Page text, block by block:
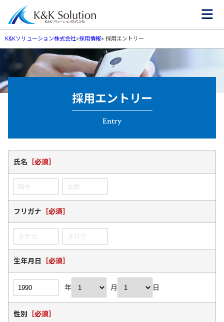
K&Kソリューション株式会社»採用情報» 採用エントリー
採用エントリー
Entry
氏名 ［必須］
フリガナ ［必須］
生年月日 ［必須］
年 月 日
性別 ［必須］